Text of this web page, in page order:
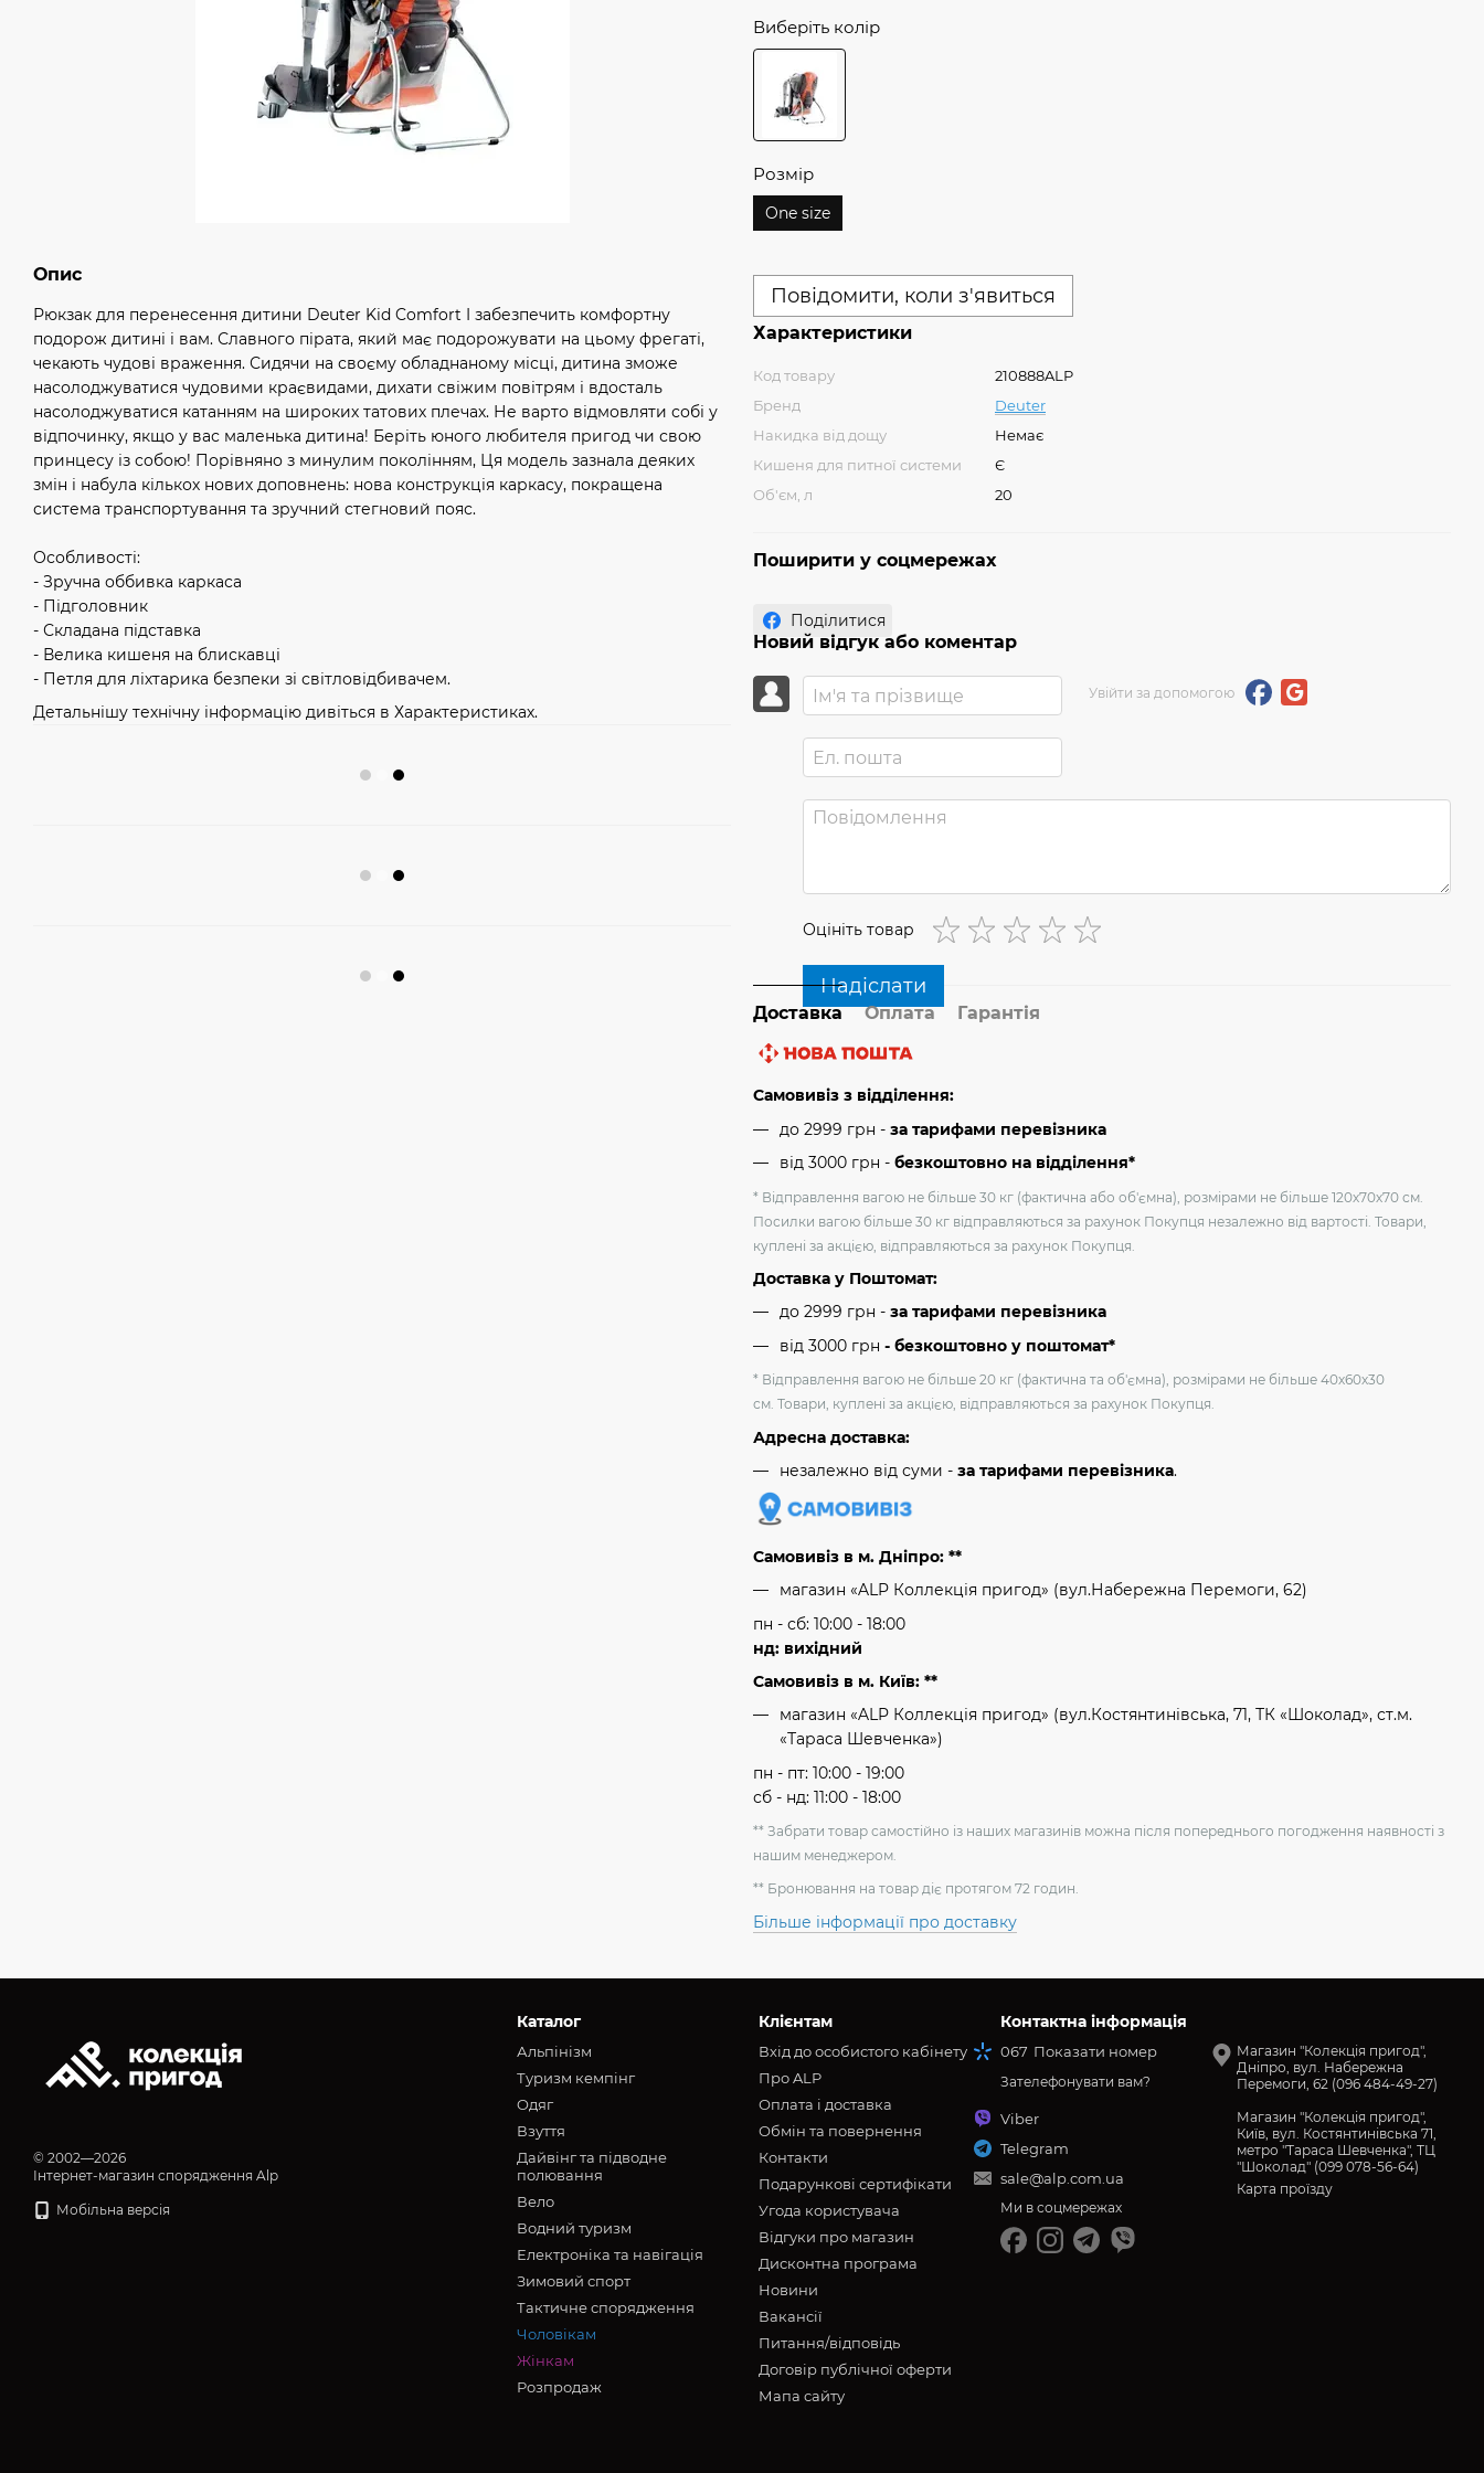
Опис
Рюкзак для перенесення дитини Deuter Kid Comfort I забезпечить комфортну
подорож дитині і вам. Славного пірата, який має подорожувати на цьому фрегаті,
чекають чудові враження. Сидячи на своєму обладнаному місці, дитина зможе
насолоджуватися чудовими краєвидами, дихати свіжим повітрям і вдосталь
насолоджуватися катанням на широких татових плечах. Не варто відмовляти собі у
відпочинку, якщо у вас маленька дитина! Беріть юного любителя пригод чи свою
принцесу із собою! Порівняно з минулим поколінням, Ця модель зазнала деяких
змін і набула кількох нових доповнень: нова конструкція каркасу, покращена
система транспортування та зручний стегновий пояс.
Особливості:
- Зручна оббивка каркаса
- Підголовник
- Складана підставка
- Велика кишеня на блискавці
- Петля для ліхтарика безпеки зі світловідбивачем.
Детальнішу технічну інформацію дивіться в Характеристиках.
Виберіть колір
Розмір
One size
Повідомити, коли з'явиться
Характеристики
Код товару
210888ALP
Бренд
Deuter
Накидка від дощу
Немає
Кишеня для питної системи
Є
Об'єм, л
20
Поширити у соцмережах
Поділитися
Новий відгук або коментар
Увійти за допомогою
Оцініть товар
Надіслати
Доставка Оплата Гарантія
Самовивіз з відділення:
до 2999 грн - за тарифами перевізника
від 3000 грн - безкоштовно на відділення*
* Відправлення вагою не більше 30 кг (фактична або об'ємна), розмірами не більше 120х70х70 см.
Посилки вагою більше 30 кг відправляються за рахунок Покупця незалежно від вартості. Товари,
куплені за акцією, відправляються за рахунок Покупця.
Доставка у Поштомат:
до 2999 грн - за тарифами перевізника
від 3000 грн - безкоштовно у поштомат*
* Відправлення вагою не більше 20 кг (фактична та об'ємна), розмірами не більше 40х60х30
см. Товари, куплені за акцією, відправляються за рахунок Покупця.
Адресна доставка:
незалежно від суми - за тарифами перевізника.
Самовивіз в м. Дніпро: **
магазин «ALP Коллекція пригод» (вул.Набережна Перемоги, 62)
пн - сб: 10:00 - 18:00
нд: вихідний
Самовивіз в м. Київ: **
магазин «ALP Коллекція пригод» (вул.Костянтинівська, 71, ТК «Шоколад», ст.м.
«Тараса Шевченка»)
пн - пт: 10:00 - 19:00
сб - нд: 11:00 - 18:00
** Забрати товар самостійно із наших магазинів можна після попереднього погодження наявності з
нашим менеджером.
** Бронювання на товар діє протягом 72 годин.
Більше інформації про доставку
© 2002—2026
Інтернет-магазин спорядження Alp
Мобільна версія
Каталог
Альпінізм
Туризм кемпінг
Oдяг
Взуття
Дайвінг та підводне
полювання
Вело
Водний туризм
Електроніка та навігація
Зимовий спорт
Тактичне спорядження
Чоловікам
Жінкам
Розпродаж
Клієнтам
Вхід до особистого кабінету
Про ALP
Оплата і доставка
Обмін та повернення
Контакти
Подарункові сертифікати
Угода користувача
Відгуки про магазин
Дисконтна програма
Новини
Вакансії
Питання/відповідь
Договір публічної оферти
Мапа сайту
Контактна інформація
067 Показати номер
Зателефонувати вам?
Viber
Telegram
sale@alp.com.ua
Магазин "Колекція пригод",
Дніпро, вул. Набережна
Перемоги, 62 (096 484-49-27)
Магазин "Колекція пригод",
Київ, вул. Костянтинівська 71,
метро "Тараса Шевченка", ТЦ
"Шоколад" (099 078-56-64)
Карта проїзду
Ми в соцмережах